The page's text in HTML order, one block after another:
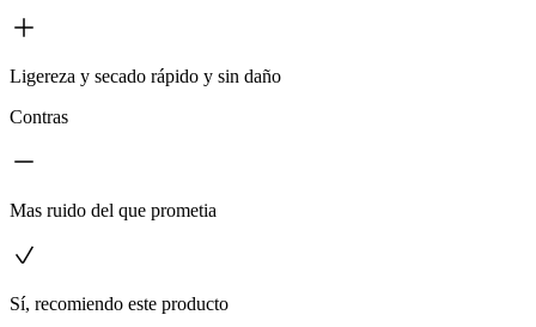
Ligereza y secado rápido y sin daño
Contras
Mas ruido del que prometia
Sí, recomiendo este producto